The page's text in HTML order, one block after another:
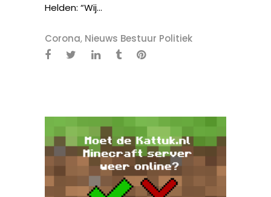
Helden: “Wij...
Corona, Nieuws Bestuur Politiek